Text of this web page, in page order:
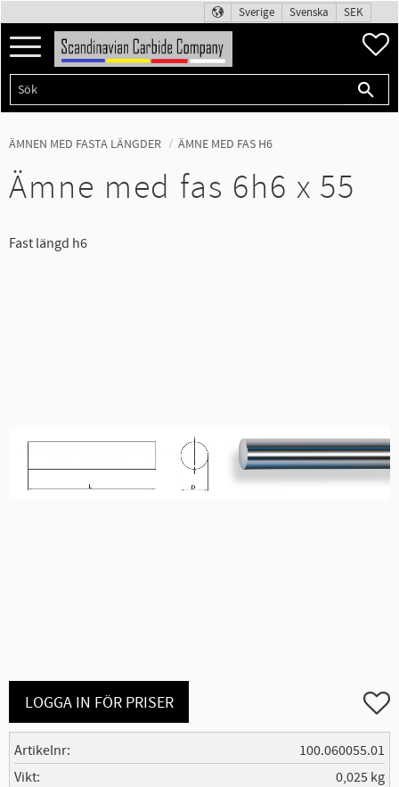
Meny
Sverige Svenska SEK
ÄMNEN MED FASTA LÄNGDER ÄMNE MED FAS H6
Ämne med fas 6h6 x 55
Fast längd h6
LOGGA IN FÖR PRISER Lägg
Artikelnr
100.060055.01
Vikt
0,025 kg